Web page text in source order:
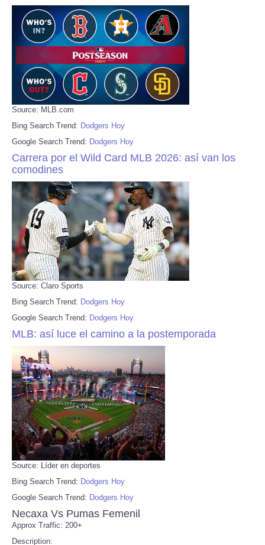
Source: MLB.com
Bing Search Trend: Dodgers Hoy
Google Search Trend: Dodgers Hoy
Carrera por el Wild Card MLB 2026: así van los
comodines
Source: Claro Sports
Bing Search Trend: Dodgers Hoy
Google Search Trend: Dodgers Hoy
MLB: así luce el camino a la postemporada
Source: Líder en deportes
Bing Search Trend: Dodgers Hoy
Google Search Trend: Dodgers Hoy
Necaxa Vs Pumas Femenil
Approx Traffic: 200+
Description: